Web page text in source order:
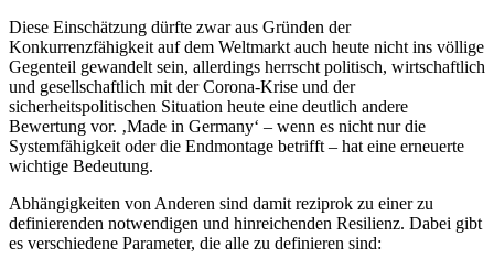
Diese Einschätzung dürfte zwar aus Gründen der
Konkurrenzfähigkeit auf dem Weltmarkt auch heute nicht ins völlige
Gegenteil gewandelt sein, allerdings herrscht politisch, wirtschaftlich
und gesellschaftlich mit der Corona-Krise und der
sicherheitspolitischen Situation heute eine deutlich andere
Bewertung vor. ‚Made in Germany‘ – wenn es nicht nur die
Systemfähigkeit oder die Endmontage betrifft – hat eine erneuerte
wichtige Bedeutung.
Abhängigkeiten von Anderen sind damit reziprok zu einer zu
definierenden notwendigen und hinreichenden Resilienz. Dabei gibt
es verschiedene Parameter, die alle zu definieren sind: